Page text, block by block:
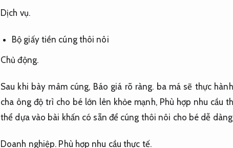
Dịch vụ.
Bộ giấy tiền cúng thôi nôi
Chủ động.
Sau khi bày mâm cúng, Báo giá rõ ràng. ba má sẽ thực
cha ông độ trì cho bé lớn lên khỏe mạnh, Phù hợp nhu cầu
thể dựa vào bài khấn có sẵn để cúng thôi nôi cho bé dễ
Doanh nghiệp. Phù hợp nhu cầu thực tế.